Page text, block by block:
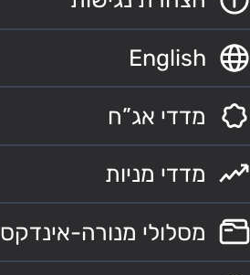
English
מדדי אג”ח
מדדי מניות
מסלולי מנורה-אינדקס